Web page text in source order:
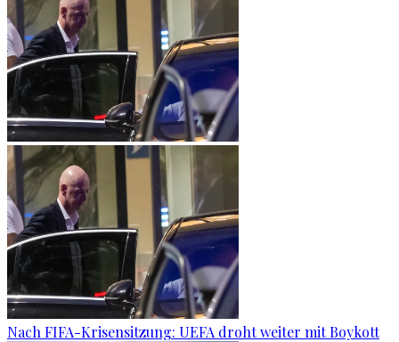
Nach FIFA-Krisensitzung: UEFA droht weiter mit Boykott